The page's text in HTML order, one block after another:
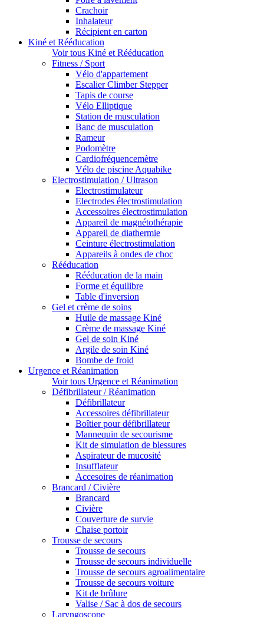
Crachoir
Inhalateur
Récipient en carton
Kiné et Rééducation
Voir tous Kiné et Rééducation
Fitness / Sport
Vélo d'appartement
Escalier Climber Stepper
Tapis de course
Vélo Elliptique
Station de musculation
Banc de musculation
Rameur
Podomètre
Cardiofréquencemètre
Vélo de piscine Aquabike
Electrostimulation / Ultrason
Electrostimulateur
Electrodes électrostimulation
Accessoires électrostimulation
Appareil de magnétothérapie
Appareil de diathermie
Ceinture électrostimulation
Appareils à ondes de choc
Rééducation
Rééducation de la main
Forme et équilibre
Table d'inversion
Gel et crème de soins
Huile de massage Kiné
Crème de massage Kiné
Gel de soin Kiné
Argile de soin Kiné
Bombe de froid
Urgence et Réanimation
Voir tous Urgence et Réanimation
Défibrillateur / Réanimation
Défibrillateur
Accessoires défibrillateur
Boîtier pour défibrillateur
Mannequin de secourisme
Kit de simulation de blessures
Aspirateur de mucosité
Insufflateur
Accesoires de réanimation
Brancard / Civière
Brancard
Civière
Couverture de survie
Chaise portoir
Trousse de secours
Trousse de secours
Trousse de secours individuelle
Trousse de secours agroalimentaire
Trousse de secours voiture
Kit de brûlure
Valise / Sac à dos de secours
Laryngoscope